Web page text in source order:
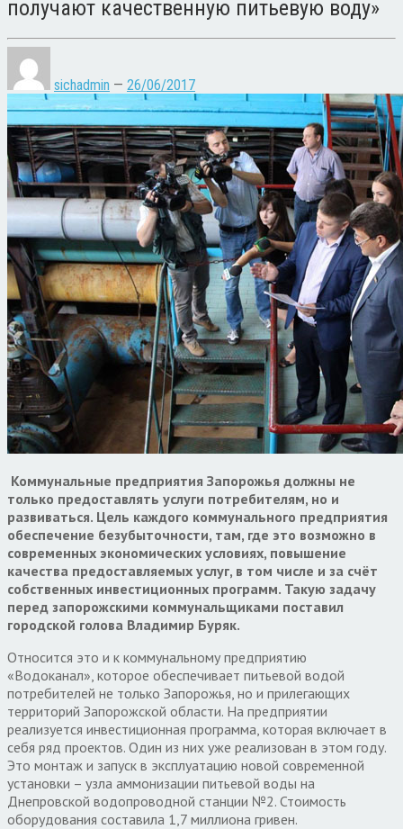
получают качественную питьевую воду»
sichadmin — 26/06/2017
Коммунальные предприятия Запорожья должны не
только предоставлять услуги потребителям, но и
развиваться. Цель каждого коммунального предприятия
обеспечение безубыточности, там, где это возможно в
современных экономических условиях, повышение
качества предоставляемых услуг, в том числе и за счёт
собственных инвестиционных программ. Такую задачу
перед запорожскими коммунальщиками поставил
городской голова Владимир Буряк.
Относится это и к коммунальному предприятию
«Водоканал», которое обеспечивает питьевой водой
потребителей не только Запорожья, но и прилегающих
территорий Запорожской области. На предприятии
реализуется инвестиционная программа, которая включает в
себя ряд проектов. Один из них уже реализован в этом году.
Это монтаж и запуск в эксплуатацию новой современной
установки – узла аммонизации питьевой воды на
Днепровской водопроводной станции №2. Стоимость
оборудования составила 1,7 миллиона гривен.